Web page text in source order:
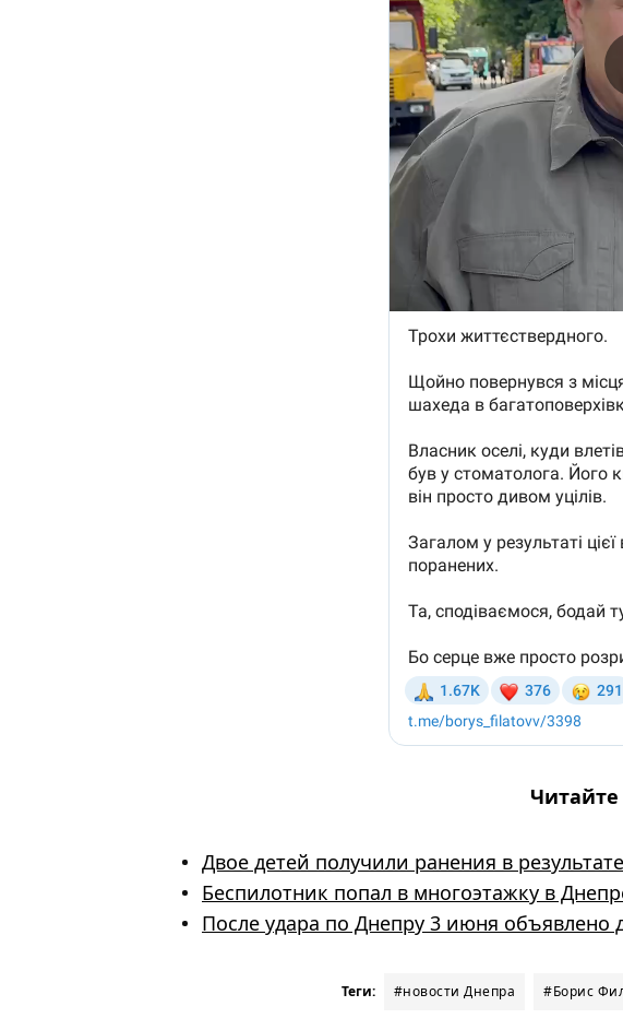
Двое детей получили ранения в
Беспилотник попал в многоэтажку в
После удара по Днепру 3 июня объявлено
Теги: #новости Днепра #Борис